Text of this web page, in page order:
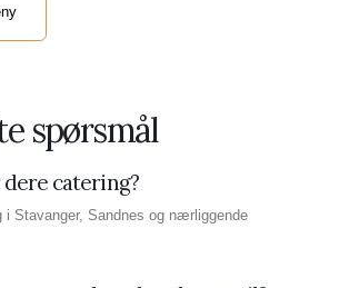
spørsmål
catering?
i Stavanger, Sandnes og nærliggende